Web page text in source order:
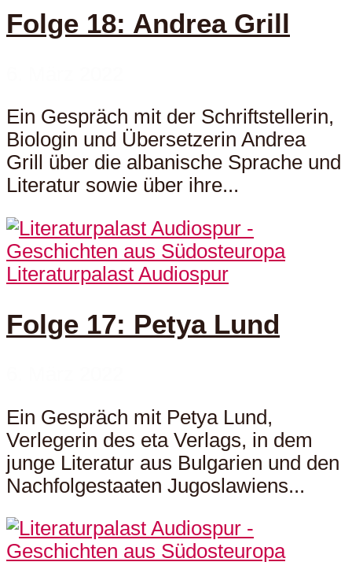
Folge 18: Andrea Grill
Ein Gespräch mit der Schriftstellerin,
Biologin und Übersetzerin Andrea
Grill über die albanische Sprache und
Literatur sowie über ihre...
Literaturpalast Audiospur
Folge 17: Petya Lund
Ein Gespräch mit Petya Lund,
Verlegerin des eta Verlags, in dem
junge Literatur aus Bulgarien und den
Nachfolgestaaten Jugoslawiens...